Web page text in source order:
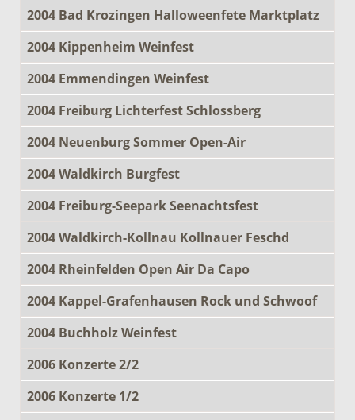
2004 Bad Krozingen Halloweenfete Marktplatz
2004 Kippenheim Weinfest
2004 Emmendingen Weinfest
2004 Freiburg Lichterfest Schlossberg
2004 Neuenburg Sommer Open-Air
2004 Waldkirch Burgfest
2004 Freiburg-Seepark Seenachtsfest
2004 Waldkirch-Kollnau Kollnauer Feschd
2004 Rheinfelden Open Air Da Capo
2004 Kappel-Grafenhausen Rock und Schwoof
2004 Buchholz Weinfest
2006 Konzerte 2/2
2006 Konzerte 1/2